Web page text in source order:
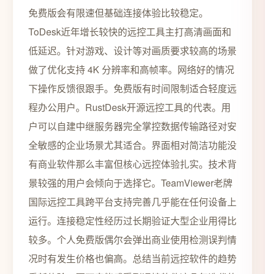
免费版会有限速但基础连接体验比较稳定。
ToDesk近年增长较快的远控工具主打高清画面和
低延迟。针对游戏、设计等对画质要求较高的场景
做了优化支持 4K 分辨率和高帧率。网络好的情况
下操作反馈很跟手。免费版有时间限制适合轻度远
程办公用户。RustDesk开源远控工具的代表。用
户可以自建中继服务器完全掌控数据传输路径对安
全敏感的企业场景尤其适合。界面相对简洁功能没
有商业软件那么丰富但核心远控体验扎实。技术背
景较强的用户会倾向于选择它。TeamViewer老牌
国际远控工具跨平台支持完善几乎能在任何设备上
运行。连接稳定性经历过长期验证大型企业用得比
较多。个人免费版偶尔会弹出商业使用检测误判情
况时有发生价格也偏高。总结当前远控软件的趋势